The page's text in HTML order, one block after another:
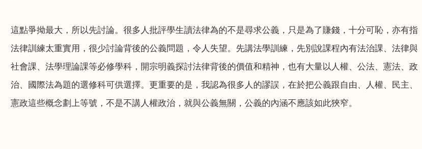
這點爭拗最大，所以先討論。很多人批評學生讀法律為的不是尋求公義，只是為了賺錢，十分可恥，亦有指
法律訓練太重實用，很少討論背後的公義問題，令人失望。先講法學訓練，先別說課程內有法治課、法律與
社會課、法學理論課等必修學科，開宗明義探討法律背後的價值和精神，也有大量以人權、公法、憲法、政
治、國際法為題的選修科可供選擇。更重要的是，我認為很多人的謬誤，在於把公義跟自由、人權、民主、
憲政這些概念劃上等號，不是不講人權政治，就與公義無關，公義的內涵不應該如此狹窄。